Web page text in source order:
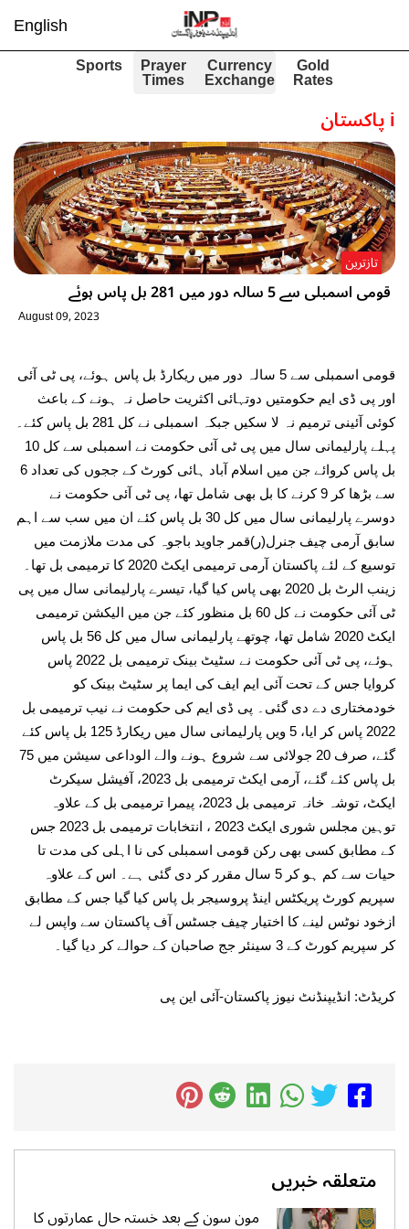
English
Gold
Rates
Currency
Exchange
Prayer
Times
Sports
iپاکستان
قومی اسمبلی سے 5 سالہ دور میں 281 بل پاس ہوئے
تازترین
August 09, 2023
قومی اسمبلی سے 5 سالہ دور میں ریکارڈ بل پاس ہوئے، پی ٹی آئی
اور پی ڈی ایم حکومتیں دوتہائی اکثریت حاصل نہ ہونے کے باعث
کوئی آئینی ترمیم نہ لا سکیں جبکہ اسمبلی نے کل 281 بل پاس کئے۔
پہلے پارلیمانی سال میں پی ٹی آئی حکومت نے اسمبلی سے کل 10
بل پاس کروائے جن میں اسلام آباد ہائی کورٹ کے ججوں کی تعداد 6
سے بڑھا کر 9 کرنے کا بل بھی شامل تھا، پی ٹی آئی حکومت نے
دوسرے پارلیمانی سال میں کل 30 بل پاس کئے ان میں سب سے اہم
سابق آرمی چیف جنرل(ر)قمر جاوید باجوہ کی مدت ملازمت میں
توسیع کے لئے پاکستان آرمی ترمیمی ایکٹ 2020 کا ترمیمی بل تھا۔
زینب الرٹ بل 2020 بھی پاس کیا گیا، تیسرے پارلیمانی سال میں پی
ٹی آئی حکومت نے کل 60 بل منظور کئے جن میں الیکشن ترمیمی
ایکٹ 2020 شامل تھا، چوتھے پارلیمانی سال میں کل 56 بل پاس
ہوئے، پی ٹی آئی حکومت نے سٹیٹ بینک ترمیمی بل 2022 پاس
کروایا جس کے تحت آئی ایم ایف کی ایما پر سٹیٹ بینک کو
خودمختاری دے دی گئی۔ پی ڈی ایم کی حکومت نے نیب ترمیمی بل
2022 پاس کر ایا، 5 ویں پارلیمانی سال میں ریکارڈ 125 بل پاس کئے
گئے، صرف 20 جولائی سے شروع ہونے والے الوداعی سیشن میں 75
بل پاس کئے گئے، آرمی ایکٹ ترمیمی بل 2023، آفیشل سیکرٹ
ایکٹ، توشہ خانہ ترمیمی بل 2023، پیمرا ترمیمی بل کے علاوہ
توہین مجلس شوری ایکٹ 2023 ، انتخابات ترمیمی بل 2023 جس
کے مطابق کسی بھی رکن قومی اسمبلی کی نا اہلی کی مدت تا
حیات سے کم ہو کر 5 سال مقرر کر دی گئی ہے۔ اس کے علاوہ
سپریم کورٹ پریکٹس اینڈ پروسیجر بل پاس کیا گیا جس کے مطابق
ازخود نوٹس لینے کا اختیار چیف جسٹس آف پاکستان سے واپس لے
کر سپریم کورٹ کے 3 سینئر جج صاحبان کے حوالے کر دیا گیا۔
کریڈٹ: انڈیپنڈنٹ نیوز پاکستان-آئی این پی
متعلقہ خبریں
مون سون کے بعد خستہ حال عمارتوں کا